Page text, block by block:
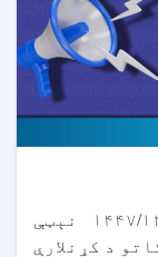
د ملي تدارکاتو ریاست د ۱۴۴۷/۱۲/۲۷ نېټې
د کړنلارې